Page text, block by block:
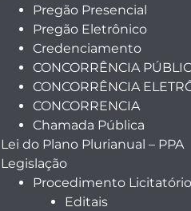
Pregão Presencial
Pregão Eletrônico
Credenciamento
CONCORRÊNCIA
CONCORRÊNCIA
CONCORRENCIA
Chamada Pública
Lei do Plano Plurianual – PPA
Legislação
Procedimento Licitatório
Editais